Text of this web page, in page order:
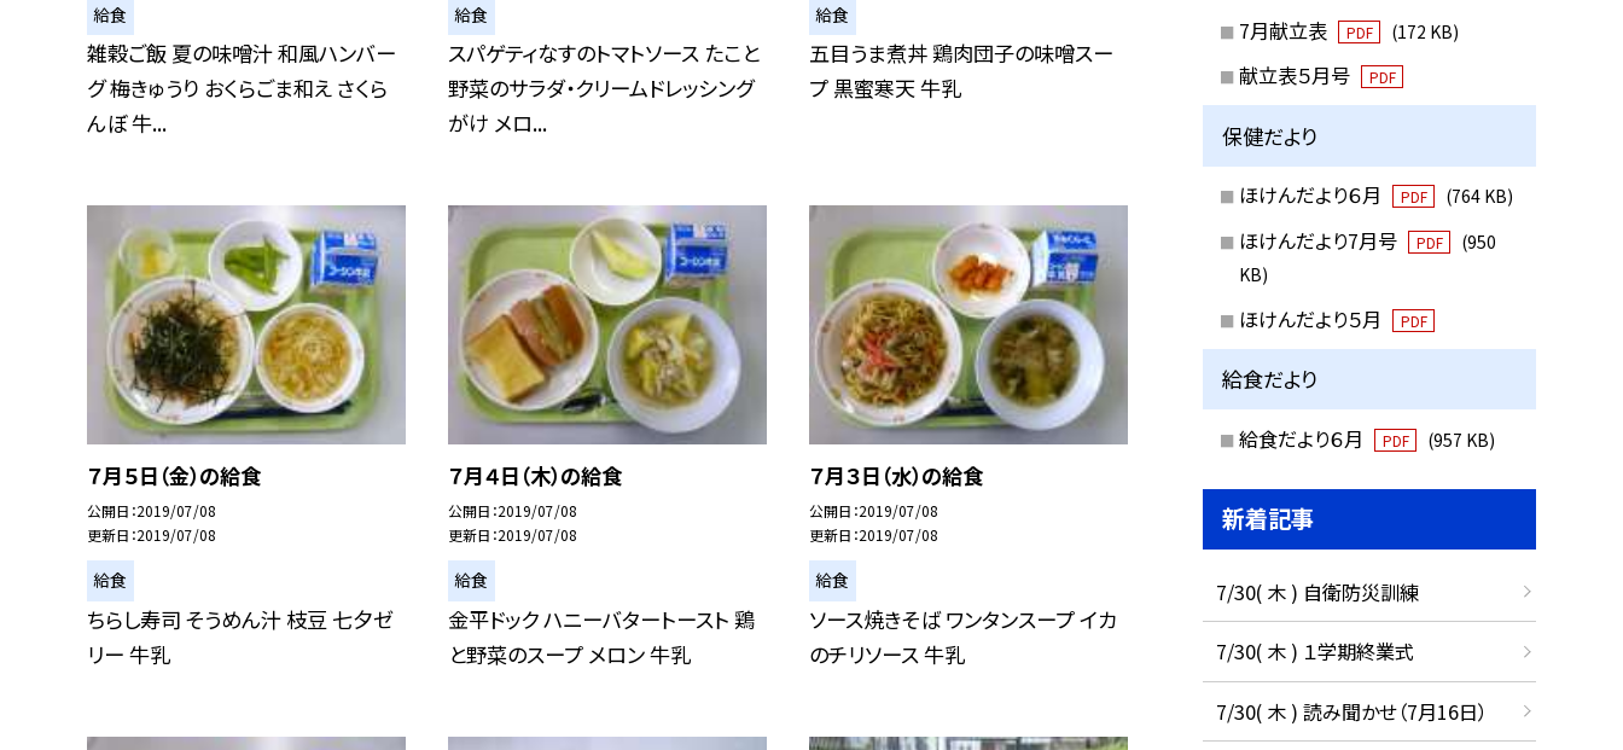
給食
雑穀ご飯 夏の味噌汁 和風ハンバー
グ 梅きゅうり おくらごま和え さくら
んぼ 牛...
給食
スパゲティなすのトマトソース たこと
野菜のサラダ・クリームドレッシング
がけ メロ...
給食
五目うま煮丼 鶏肉団子の味噌スー
プ 黒蜜寒天 牛乳
７月５日（金）の給食
公開日 2019/07/08
更新日 2019/07/08
給食
ちらし寿司 そうめん汁 枝豆 七夕ゼ
リー 牛乳
７月４日（木）の給食
公開日 2019/07/08
更新日 2019/07/08
給食
金平ドック ハニーバタートースト 鶏
と野菜のスープ メロン 牛乳
７月３日（水）の給食
公開日 2019/07/08
更新日 2019/07/08
給食
ソース焼きそば ワンタンスープ イカ
のチリソース 牛乳
7月献立表 PDF (172 KB)
献立表５月号 PDF
保健だより
ほけんだより６月 PDF (764 KB)
ほけんだより7月号 PDF
(950
KB)
ほけんだより５月 PDF
給食だより
給食だより６月 PDF (957 KB)
新着記事
7/30( 木 ) 自衛防災訓練
7/30( 木 ) １学期終業式
7/30( 木 ) 読み聞かせ（7月16日）